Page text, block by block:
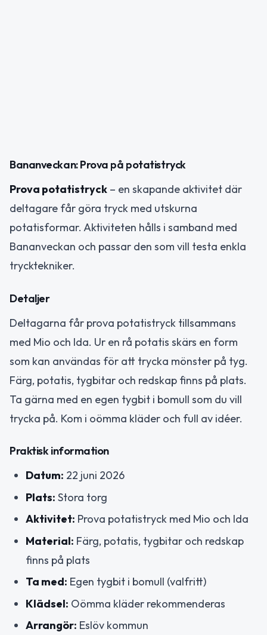
Bananveckan: Prova på potatistryck
Prova potatistryck – en skapande aktivitet där
deltagare får göra tryck med utskurna
potatisformar. Aktiviteten hålls i samband med
Bananveckan och passar den som vill testa enkla
trycktekniker.
Detaljer
Deltagarna får prova potatistryck tillsammans
med Mio och Ida. Ur en rå potatis skärs en form
som kan användas för att trycka mönster på tyg.
Färg, potatis, tygbitar och redskap finns på plats.
Ta gärna med en egen tygbit i bomull som du vill
trycka på. Kom i oömma kläder och full av idéer.
Praktisk information
Datum: 22 juni 2026
Plats: Stora torg
Aktivitet: Prova potatistryck med Mio och Ida
Material: Färg, potatis, tygbitar och redskap
finns på plats
Ta med: Egen tygbit i bomull (valfritt)
Klädsel: Oömma kläder rekommenderas
Arrangör: Eslöv kommun